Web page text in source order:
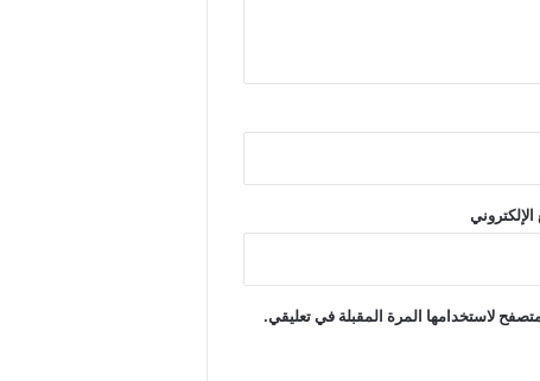
الإلكتروني
لاستخدامها المرة المقبلة في تعليقي.